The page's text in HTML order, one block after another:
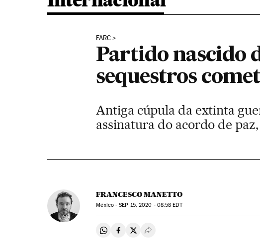
FARC
Partido nascido
sequestros
Antiga cúpula da extinta
assinatura do acordo de
FRANCESCO MANETTO
México -SEP 15, 2020 - 08:58 EDT
Compartir en Whatsapp
Compartir en Facebook
Compartir en Twitter
Desplegar Redes Sociales